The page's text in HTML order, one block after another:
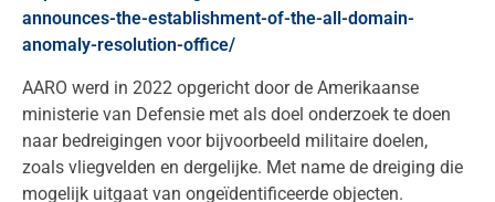
announces-the-establishment-of-the-all-domain-
anomaly-resolution-office/
AARO werd in 2022 opgericht door de Amerikaanse
ministerie van Defensie met als doel onderzoek te doen
naar bedreigingen voor bijvoorbeeld militaire doelen,
zoals vliegvelden en dergelijke. Met name de dreiging die
mogelijk uitgaat van ongeïdentificeerde objecten.